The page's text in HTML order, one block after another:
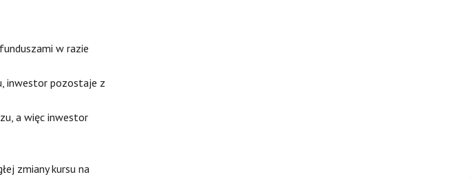
w razie
inwestor pozostaje z
a więc inwestor
zmiany kursu na